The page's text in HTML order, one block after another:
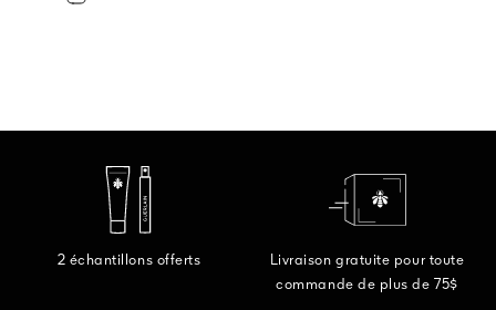
2 échantillons offerts
Livraison gratuite pour toute
commande de plus de 75$